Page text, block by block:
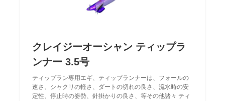
クレイジーオーシャン ティップラ
ンナー 3.5号
ティップラン専用エギ、ティップランナーは、フォールの
速さ、シャクリの軽さ、ダートの切れの良さ、流水時の安
定性、停止時の姿勢、針掛かりの良さ、等その他諸々 ティ